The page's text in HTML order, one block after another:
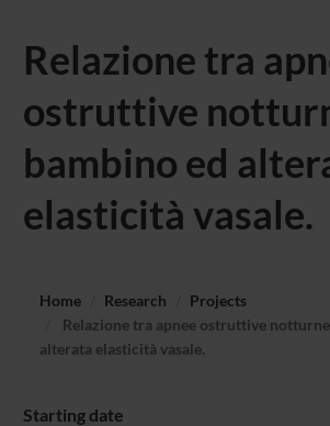
Relazione tra
ostruttive
bambino ed
elasticità vasale.
Home Research
Projects
Relazione tra apnee ostruttive
alterata elasticità vasale.
Starting date